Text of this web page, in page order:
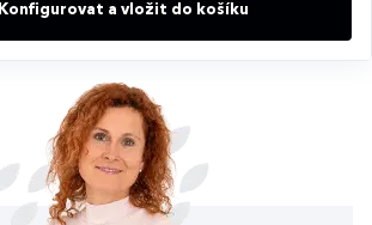
Konfigurovat a vložit do košíku